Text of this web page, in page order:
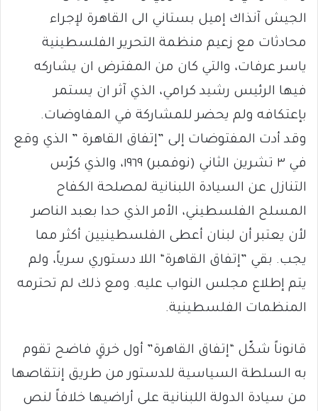
الجيش آنذاك إميل بستاني الى القاهرة لإجراء
محادثات مع زعيم منظمة التحرير الفلسطينية
ياسر عرفات، والتي كان من المفترض ان يشاركه
فيها الرئيس رشيد كرامي، الذي آثر ان يستمر
بإعتكافه ولم يحضر للمشاركة في المفاوضات.
وقد أدت المفتوضات إلى ”إتفاق القاهرة ” الذي وقع
في ٣ تشرين الثاني (نوفمبر) ١٩٦٩، والذي كرّس
التنازل عن السيادة اللبنانية لمصلحة الكفاح
المسلح الفلسطيني، الأمر الذي حدا بعبد الناصر
لأن يعتبر أن لبنان أعطى الفلسطينيين أكثر مما
يجب. بقي ”إتفاق القاهرة“ اللا دستوري سرياً، ولم
يتم إطلاع مجلس النواب عليه. ومع ذلك لم تحترمه
المنظمات الفلسطينية.
قانوناً شكّل “إتفاق القاهرة” أول خرقٍ فاضح تقوم
به السلطة السياسية للدستور من طريق إنتقاصها
من سيادة الدولة اللبنانية على أراضيها خلافاً لنص